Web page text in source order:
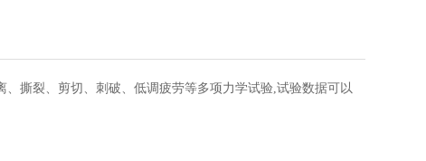
撕裂、剪切、刺破、低调疲劳等多项力学试验,试验数据可以